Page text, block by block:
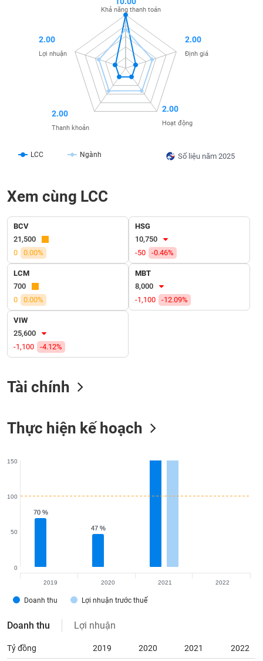
Số liệu năm 2025
LCC Ngành
Khả năng thanh toán
2.00
Định giá
2.00
Hoạt động
2.00
Thanh khoản
2.00
Lợi nhuận
Xem cùng LCC
BCV
21,500
0
0.00%
HSG
10,750
-50
-0.46%
LCM
700
0
0.00%
MBT
8,000
-1,100
-12.09%
VIW
25,600
-1,100
-4.12%
Tài chính
Thực hiện kế hoạch
70 %
70 %
47 %
47 %
Doanh thu Lợi nhuận trước thuế
0
50
100
150
2019 2020 2021 2022
Doanh thu Lợi nhuận
Tỷ đồng 2019 2020 2021
2022
TIÊU
YẾU
CHĂM
SÓC
SỨC
KHỎE
TÀI
NGHỆ
DỊCH
ÍCH